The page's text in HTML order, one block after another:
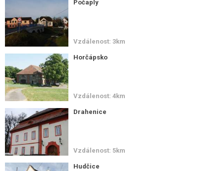
Počaply
Vzdálenost: 3km
Horčápsko
Vzdálenost: 4km
Drahenice
Vzdálenost: 5km
Hudčice